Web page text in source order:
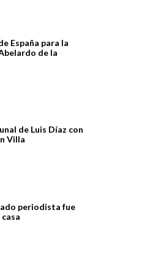
España para la
de la
de Luis Díaz con
Villa
periodista fue